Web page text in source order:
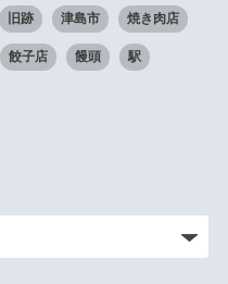
旧跡 津島市 焼き肉店
餃子店 饅頭 駅